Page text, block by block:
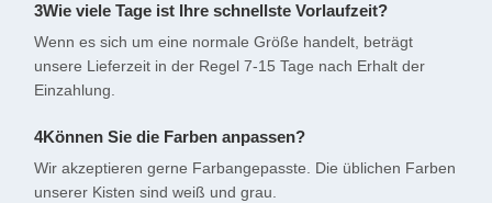
3Wie viele Tage ist Ihre schnellste Vorlaufzeit?
Wenn es sich um eine normale Größe handelt, beträgt
unsere Lieferzeit in der Regel 7-15 Tage nach Erhalt der
Einzahlung.
4Können Sie die Farben anpassen?
Wir akzeptieren gerne Farbangepasste. Die üblichen Farben
unserer Kisten sind weiß und grau.